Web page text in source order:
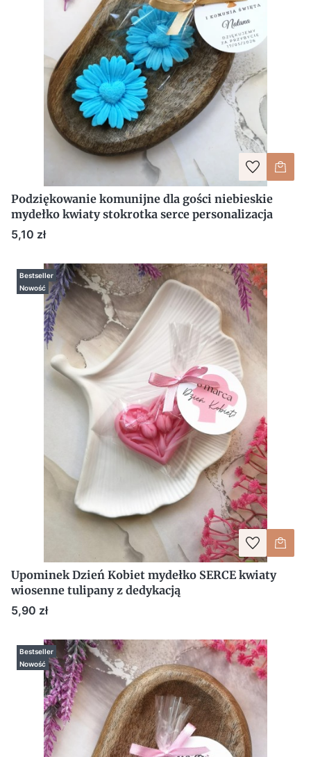
Podziękowanie komunijne dla gości niebieskie
mydełko kwiaty stokrotka serce personalizacja
Cena
5,10 zł
Bestseller
Nowość
Upominek Dzień Kobiet mydełko SERCE kwiaty
wiosenne tulipany z dedykacją
Cena
5,90 zł
Bestseller
Nowość